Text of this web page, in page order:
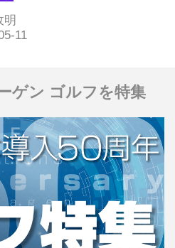
でも紹介したが、今回、場
が解禁されたので、あらた
LLC. ALL RIGHTS
）
明
ゲン ゴルフを特集